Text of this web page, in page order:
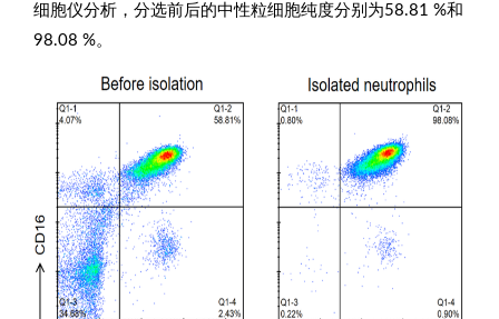
细胞仪分析，分选前后的中性粒细胞纯度分别为58.81 %和
98.08 %。